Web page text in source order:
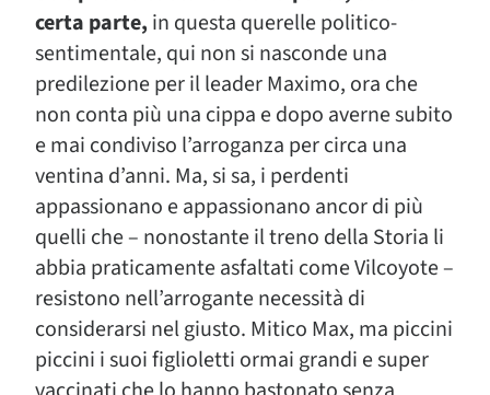
certa parte, in questa querelle politico-
sentimentale, qui non si nasconde una
predilezione per il leader Maximo, ora che
non conta più una cippa e dopo averne subito
e mai condiviso l’arroganza per circa una
ventina d’anni. Ma, si sa, i perdenti
appassionano e appassionano ancor di più
quelli che – nonostante il treno della Storia li
abbia praticamente asfaltati come Vilcoyote –
resistono nell’arrogante necessità di
considerarsi nel giusto. Mitico Max, ma piccini
piccini i suoi figlioletti ormai grandi e super